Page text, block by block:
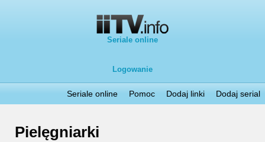
Seriale online
Logowanie
Seriale online Pomoc Dodaj linki Dodaj serial
Pielęgniarki